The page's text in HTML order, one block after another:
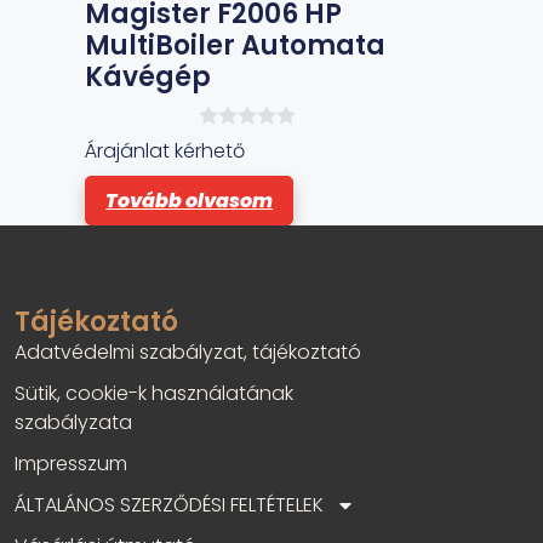
Magister F2006 HP
MultiBoiler Automata
Kávégép
0
a
z
5
-
Árajánlat kérhető
Tovább olvasom
Tájékoztató
Adatvédelmi szabályzat, tájékoztató
Sütik, cookie-k használatának
szabályzata
Impresszum
ÁLTALÁNOS SZERZŐDÉSI FELTÉTELEK